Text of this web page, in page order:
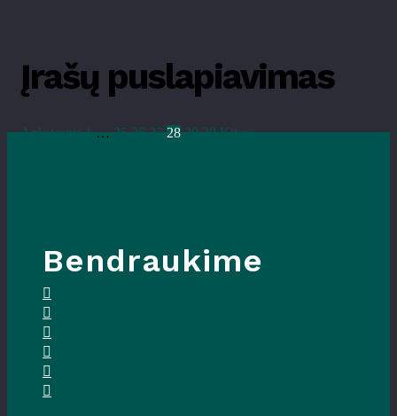
Įrašų puslapiavimas
Ankstesnis 1 … 25 26 27 28 29 30 Kitas
Bendraukime